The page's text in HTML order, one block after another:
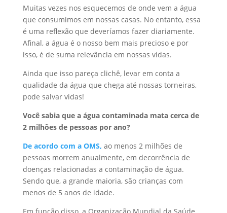
Muitas vezes nos esquecemos de onde vem a água
que consumimos em nossas casas. No entanto, essa
é uma reflexão que deveríamos fazer diariamente.
Afinal, a água é o nosso bem mais precioso e por
isso, é de suma relevância em nossas vidas.
Ainda que isso pareça clichê, levar em conta a
qualidade da água que chega até nossas torneiras,
pode salvar vidas!
Você sabia que a água contaminada mata cerca de
2 milhões de pessoas por ano?
De acordo com a OMS, ao menos 2 milhões de
pessoas morrem anualmente, em decorrência de
doenças relacionadas a contaminação de água.
Sendo que, a grande maioria, são crianças com
menos de 5 anos de idade.
Em função disso, a Organização Mundial da Saúde